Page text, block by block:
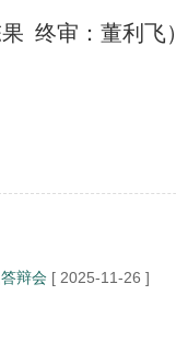
：董利飞）
辩会 [ 2025-11-26 ]